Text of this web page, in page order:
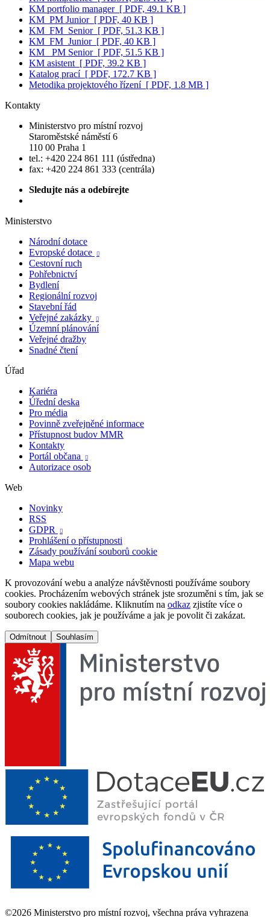
KM portfolio manager [ PDF, 49.1 KB ]
KM_PM Junior [ PDF, 40 KB ]
KM_FM_Senior [ PDF, 51.3 KB ]
KM_FM_Junior [ PDF, 40 KB ]
KM _PM Senior [ PDF, 51.5 KB ]
KM asistent [ PDF, 39.2 KB ]
Katalog prací [ PDF, 172.7 KB ]
Metodika projektového řízení [ PDF, 1.8 MB ]
Kontakty
Ministerstvo pro místní rozvoj
Staroměstské náměstí 6
110 00 Praha 1
tel.: +420 224 861 111 (ústředna)
fax: +420 224 861 333 (centrála)
Sledujte nás a odebírejte
Ministerstvo
Národní dotace
Evropské dotace

Cestovní ruch
Pohřebnictví
Bydlení
Regionální rozvoj
Stavební řád
Veřejné zakázky

Územní plánování
Veřejné dražby
Snadné čtení
Úřad
Kariéra
Úřední deska
Pro média
Povinně zveřejněné informace
Přístupnost budov MMR
Kontakty
Portál občana

Autorizace osob
Web
Novinky
RSS
GDPR

Prohlášení o přístupnosti
Zásady používání souborů cookie
Mapa webu
K provozování webu a analýze návštěvnosti používáme soubory
cookies. Procházením webových stránek jste srozuměni s tím, jak se
soubory cookies nakládáme. Kliknutím na odkaz zjistíte více o
souborech cookies, jak je používáme a jak je povolit či zakázat.
Odmítnout Souhlasím
©2026 Ministerstvo pro místní rozvoj, všechna práva vyhrazena